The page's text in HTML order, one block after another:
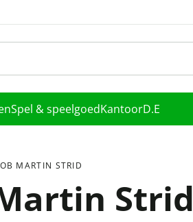
Spel & speelgoedKantoorD.E
MARTIN STRID
Strid